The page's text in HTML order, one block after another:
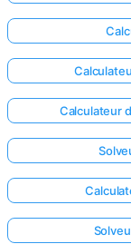
Calculateur